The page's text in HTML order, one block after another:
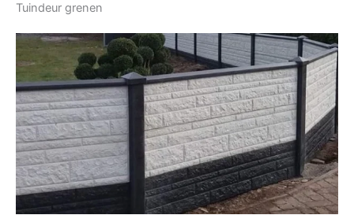
Tuindeur grenen